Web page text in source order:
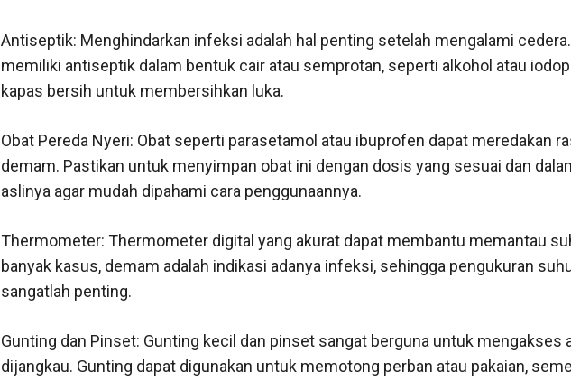
Antiseptik: Menghindarkan infeksi adalah hal penting setelah mengalami
memiliki antiseptik dalam bentuk cair atau semprotan, seperti alkohol atau
kapas bersih untuk membersihkan luka.
Obat Pereda Nyeri: Obat seperti parasetamol atau ibuprofen dapat meredakan
demam. Pastikan untuk menyimpan obat ini dengan dosis yang sesuai dan
aslinya agar mudah dipahami cara penggunaannya.
Thermometer: Thermometer digital yang akurat dapat membantu memantau
banyak kasus, demam adalah indikasi adanya infeksi, sehingga pengukuran
sangatlah penting.
Gunting dan Pinset: Gunting kecil dan pinset sangat berguna untuk mengakses
dijangkau. Gunting dapat digunakan untuk memotong perban atau pakaian,